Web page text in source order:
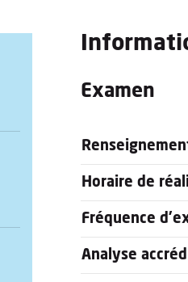
Examen
Horaire de
Fréquence
Analyse